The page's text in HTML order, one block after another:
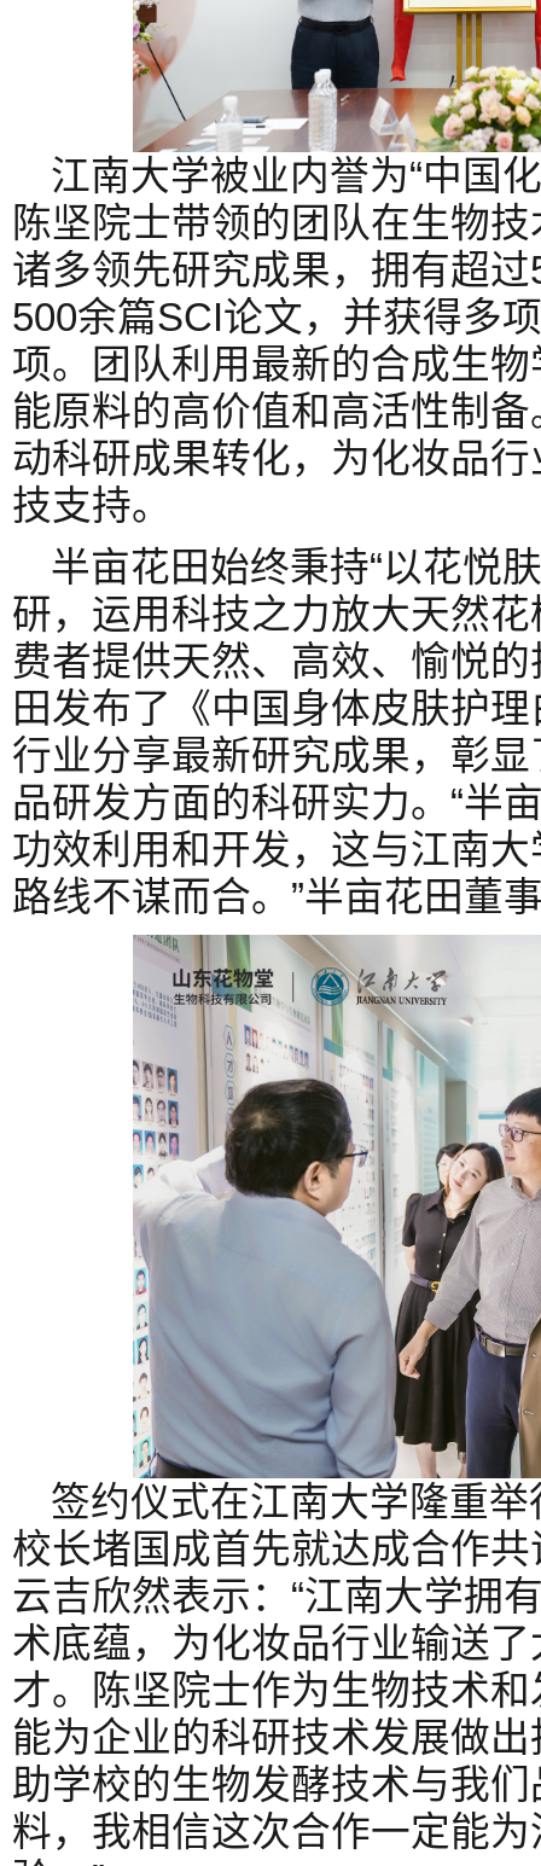
江南大学被业内誉为“中国
陈坚院士带领的团队在生物
诸多领先研究成果，拥有超
500余篇SCI论文，并获得多
项。团队利用最新的合成生
能原料的高价值和高活性制
动科研成果转化，为化妆品
技支持。
半亩花田始终秉持“以花悦
研，运用科技之力放大天然
费者提供天然、高效、愉悦
田发布了《中国身体皮肤护
行业分享最新研究成果，彰
品研发方面的科研实力。“半
功效利用和开发，这与江南
路线不谋而合。”半亩花田董
签约仪式在江南大学隆重
校长堵国成首先就达成合作
云吉欣然表示：“江南大学拥
术底蕴，为化妆品行业输送
才。陈坚院士作为生物技术
能为企业的科研技术发展做
助学校的生物发酵技术与我
料，我相信这次合作一定能